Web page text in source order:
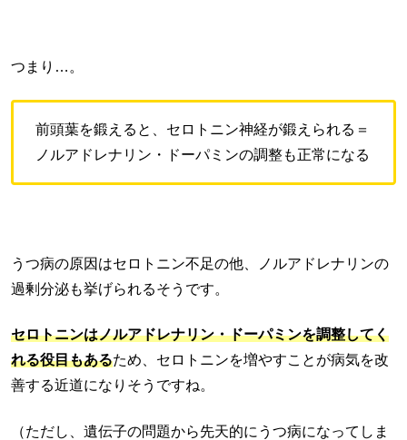
つまり…。
前頭葉を鍛えると、セロトニン神経が鍛えられる＝
ノルアドレナリン・ドーパミンの調整も正常になる
うつ病の原因はセロトニン不足の他、ノルアドレナリンの
過剰分泌も挙げられるそうです。
セロトニンはノルアドレナリン・ドーパミンを調整してく
れる役目もあるため、セロトニンを増やすことが病気を改
善する近道になりそうですね。
（ただし、遺伝子の問題から先天的にうつ病になってしま